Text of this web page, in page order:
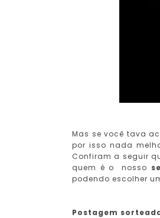
Mas se você tava
por isso nada
Confiram a seguir
quem é o nosso
podendo escolher
Postagem